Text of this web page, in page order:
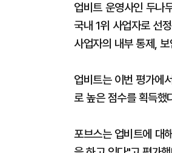
업비트 운영사인 두나
국내 1위 사업자로 선
사업자의 내부 통제,
업비트는 이번 평가
로 높은 점수를 획득했
포브스는 업비트에 대